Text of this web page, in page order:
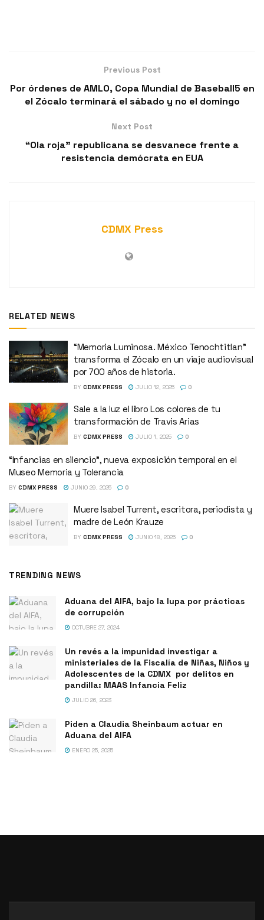
Previous Post
Por órdenes de AMLO, Copa Mundial de Baseball5 en
el Zócalo terminará el sábado y no el domingo
Next Post
“Ola roja” republicana se desvanece frente a
resistencia demócrata en EUA
CDMX Press
RELATED NEWS
“Memoria Luminosa. México Tenochtitlan”
transforma el Zócalo en un viaje audiovisual
por 700 años de historia.
BY CDMX PRESS JULIO 12, 2025 0
Sale a la luz el libro Los colores de tu
transformación de Travis Arias
BY CDMX PRESS JULIO 1, 2025 0
“Infancias en silencio”, nueva exposición temporal en el
Museo Memoria y Tolerancia
BY CDMX PRESS JUNIO 29, 2025 0
Muere Isabel Turrent, escritora, periodista y
madre de León Krauze
BY CDMX PRESS JUNIO 18, 2025 0
TRENDING NEWS
Aduana del AIFA, bajo la lupa por prácticas
de corrupción
OCTUBRE 27, 2024
Un revés a la impunidad investigar a
ministeriales de la Fiscalía de Niñas, Niños y
Adolescentes de la CDMX por delitos en
pandilla: MAAS Infancia Feliz
JULIO 26, 2023
Piden a Claudia Sheinbaum actuar en
Aduana del AIFA
ENERO 25, 2025